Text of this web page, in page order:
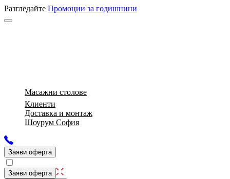
Разгледайте Промоции за годишнини
Масажни столове
Клиенти
Доставка и монтаж
Шоурум София
Заяви оферта
Заяви оферта